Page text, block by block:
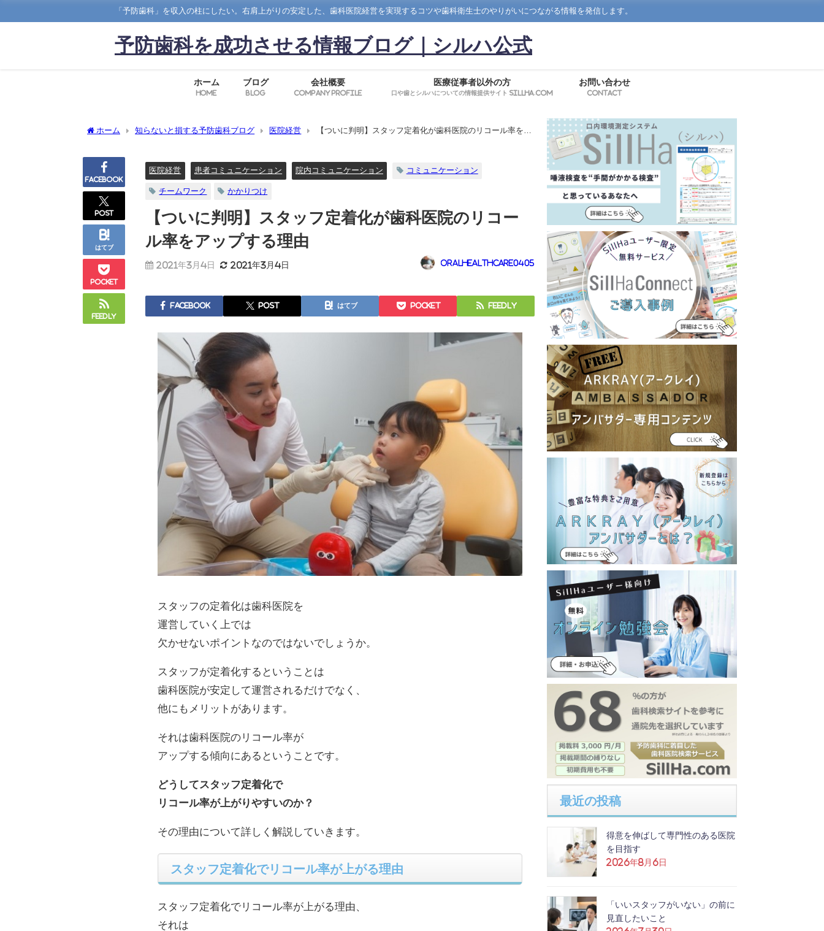
「予防歯科」を収入の柱にしたい。右肩上がりの安定した、歯科医院経営を実現するコツや歯科衛生士のやりがいにつながる情報を発信します。
予防歯科を成功させる情報ブログ｜シルハ公式
ホーム
Home
ブログ
Blog
会社概要
Company Profile
医療従事者以外の方
口や歯とシルハについての情報提供サイト SillHa.com
お問い合わせ
Contact
ホーム 知らないと損する予防歯科ブログ 医院経営
【ついに判明】スタッフ定着化が歯科医院のリコール率をア
Facebook
post
はてブ
Pocket
Feedly
医院経営 患者コミュニケーション 院内コミュニケーション コミュニケーション
チームワーク かかりつけ
【ついに判明】スタッフ定着化が歯科医院のリコー
ル率をアップする理由
2021年3月4日 2021年3月4日 oralhealthcare0405
Facebook post はてブ Pocket Feedly
スタッフの定着化は歯科医院を
運営していく上では
欠かせないポイントなのではないでしょうか。
スタッフが定着化するということは
歯科医院が安定して運営されるだけでなく、
他にもメリットがあります。
それは歯科医院のリコール率が
アップする傾向にあるということです。
どうしてスタッフ定着化で
リコール率が上がりやすいのか？
その理由について詳しく解説していきます。
スタッフ定着化でリコール率が上がる理由
スタッフ定着化でリコール率が上がる理由、
それは
最近の投稿
得意を伸ばして専門性のある医院
を目指す
2026年8月6日
「いいスタッフがいない」の前に
見直したいこと